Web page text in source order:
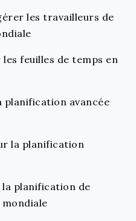
les travailleurs de
feuilles de temps en
planification avancée
la planification
planification de